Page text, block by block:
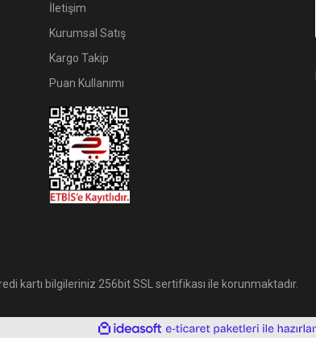
İletişim
Kurumsal Satış
Kargo Takip
Puan Kullanımı
kartı bilgileriniz 256bit SSL sertifikası ile korunmaktadır.
ideasoft
e-